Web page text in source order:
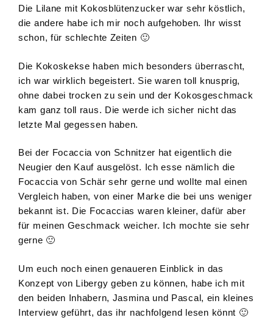
Die Lilane mit Kokosblütenzucker war sehr köstlich,
die andere habe ich mir noch aufgehoben. Ihr wisst
schon, für schlechte Zeiten 🙂
Die Kokoskekse haben mich besonders überrascht,
ich war wirklich begeistert. Sie waren toll knusprig,
ohne dabei trocken zu sein und der Kokosgeschmack
kam ganz toll raus. Die werde ich sicher nicht das
letzte Mal gegessen haben.
Bei der Focaccia von Schnitzer hat eigentlich die
Neugier den Kauf ausgelöst. Ich esse nämlich die
Focaccia von Schär sehr gerne und wollte mal einen
Vergleich haben, von einer Marke die bei uns weniger
bekannt ist. Die Focaccias waren kleiner, dafür aber
für meinen Geschmack weicher. Ich mochte sie sehr
gerne 🙂
Um euch noch einen genaueren Einblick in das
Konzept von Libergy geben zu können, habe ich mit
den beiden Inhabern, Jasmina und Pascal, ein kleines
Interview geführt, das ihr nachfolgend lesen könnt 🙂